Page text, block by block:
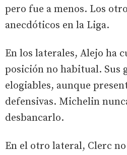
pero fue a menos. Los
anecdóticos en la Liga.
En los laterales, Alejo ha
posición no habitual. Sus
elogiables, aunque
defensivas. Michelin
desbancarlo.
En el otro lateral, Clerc